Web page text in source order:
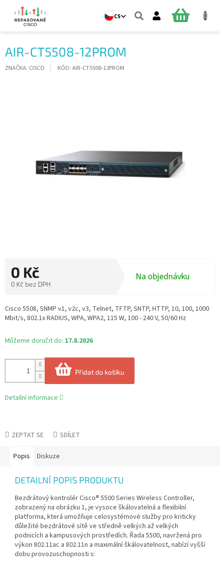
obsah
CS
NÁKUPNÍ
AIR-CT5508-12PROM
ZNAČKA: CISCO KÓD: AIR-CT5508-12PROM
0 Kč
0 Kč bez DPH
cena:
Na objednávku
Můžeme doručit do: 17.8.2026
Přidat do košíku
Cisco 5508, SNMP v1, v2c, v3, Telnet, TFTP, SNTP, HTTP, 10, 100, 1000
Mbit/s, 802.1x RADIUS, WPA, WPA2, 115 W, 100 - 240 V, 50/60 Hz
Detailní informace
ZEPTAT SE SDÍLET
Popis Diskuze
DETAILNÍ POPIS PRODUKTU
Bezdrátový kontrolér Cisco® 5500 Series Wireless Controller,
zobrazený na obrázku 1, je vysoce škálovatelná a flexibilní
platforma, která umožňuje celosystémové služby pro kriticky
důležité bezdrátové sítě ve středně velkých až velkých
podnicích a kampusových prostředích. Řada 5500, navržená pro
výkon 802.11ac a 802.11n a maximální škálovatelnost, nabízí vyšší
dobu provozuschopnosti s: